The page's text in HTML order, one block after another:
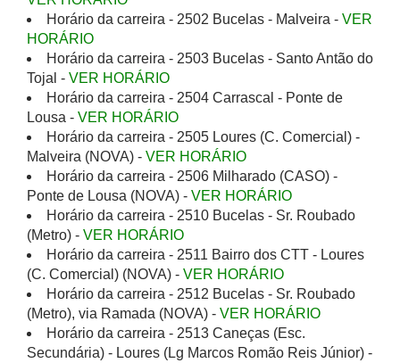
Horário da carreira - 2502 Bucelas - Malveira - VER
HORÁRIO
Horário da carreira - 2503 Bucelas - Santo Antão do
Tojal - VER HORÁRIO
Horário da carreira - 2504 Carrascal - Ponte de
Lousa - VER HORÁRIO
Horário da carreira - 2505 Loures (C. Comercial) -
Malveira (NOVA) - VER HORÁRIO
Horário da carreira - 2506 Milharado (CASO) -
Ponte de Lousa (NOVA) - VER HORÁRIO
Horário da carreira - 2510 Bucelas - Sr. Roubado
(Metro) - VER HORÁRIO
Horário da carreira - 2511 Bairro dos CTT - Loures
(C. Comercial) (NOVA) - VER HORÁRIO
Horário da carreira - 2512 Bucelas - Sr. Roubado
(Metro), via Ramada (NOVA) - VER HORÁRIO
Horário da carreira - 2513 Caneças (Esc.
Secundária) - Loures (Lg Marcos Romão Reis Júnior) -